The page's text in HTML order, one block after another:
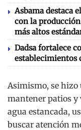
Asbama destaca
con la
más altos
Dadsa fortalece
establecimientos
Asimismo, se
mantener patios y
agua estancada,
buscar atención